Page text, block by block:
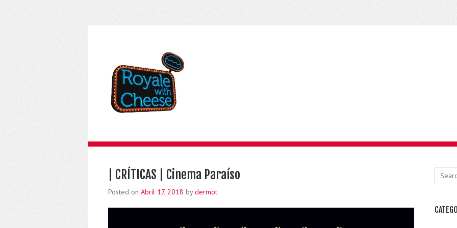
| CRÍTICAS | Cinema Paraíso
Posted on Abril 17, 2018 bydermot
Search